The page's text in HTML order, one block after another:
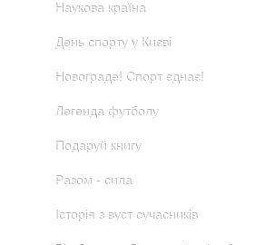
Наукова країна
День спорту у Києві
Новограде! Спорт єднає!
Легенда футболу
Подаруй книгу
Разом - сила
Історія з вуст сучасників